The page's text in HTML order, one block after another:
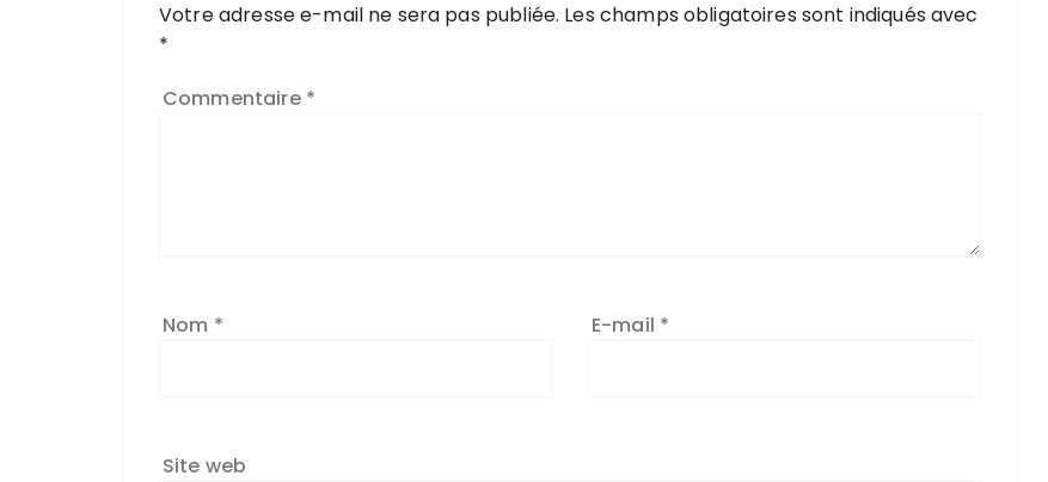
Votre adresse e-mail ne sera pas publiée. Les champs obligatoires sont indiqués avec
*
Commentaire *
Nom * E-mail *
Site web